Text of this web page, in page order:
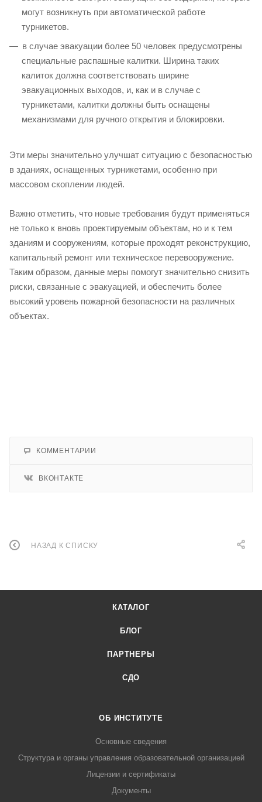
могут возникнуть при автоматической работе
турникетов.
в случае эвакуации более 50 человек предусмотрены
специальные распашные калитки. Ширина таких
калиток должна соответствовать ширине
эвакуационных выходов, и, как и в случае с
турникетами, калитки должны быть оснащены
механизмами для ручного открытия и блокировки.
Эти меры значительно улучшат ситуацию с безопасностью
в зданиях, оснащенных турникетами, особенно при
массовом скоплении людей.
Важно отметить, что новые требования будут применяться
не только к вновь проектируемым объектам, но и к тем
зданиям и сооружениям, которые проходят реконструкцию,
капитальный ремонт или техническое перевооружение.
Таким образом, данные меры помогут значительно снизить
риски, связанные с эвакуацией, и обеспечить более
высокий уровень пожарной безопасности на различных
объектах.
КОММЕНТАРИИ
ВКОНТАКТЕ
НАЗАД К СПИСКУ
КАТАЛОГ
БЛОГ
ПАРТНЕРЫ
СДО
ОБ ИНСТИТУТЕ
Основные сведения
Структура и органы управления образовательной организацией
Лицензии и сертификаты
Документы